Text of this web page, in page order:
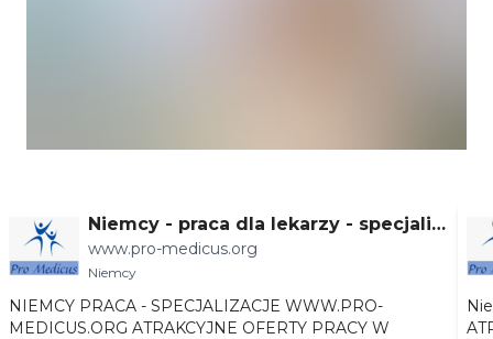
Niemcy - praca dla lekarzy - specjaliz
acje
www.pro-medicus.org
Niemcy
NIEMCY PRACA - SPECJALIZACJE WWW.PRO-
MEDICUS.ORG ATRAKCYJNE OFERTY PRACY W